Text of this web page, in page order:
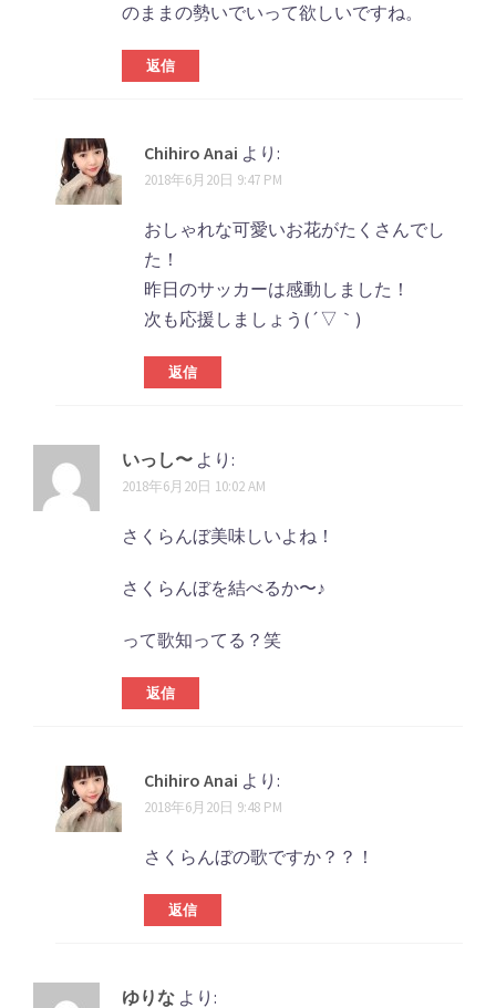
のままの勢いでいって欲しいですね。
返信
Chihiro Anai より:
2018年6月20日 9:47 PM
おしゃれな可愛いお花がたくさんでし
た！
昨日のサッカーは感動しました！
次も応援しましょう(´▽｀)
返信
いっし〜 より:
2018年6月20日 10:02 AM
さくらんぼ美味しいよね！
さくらんぼを結べるか〜♪
って歌知ってる？笑
返信
Chihiro Anai より:
2018年6月20日 9:48 PM
さくらんぼの歌ですか？？！
返信
ゆりな より: